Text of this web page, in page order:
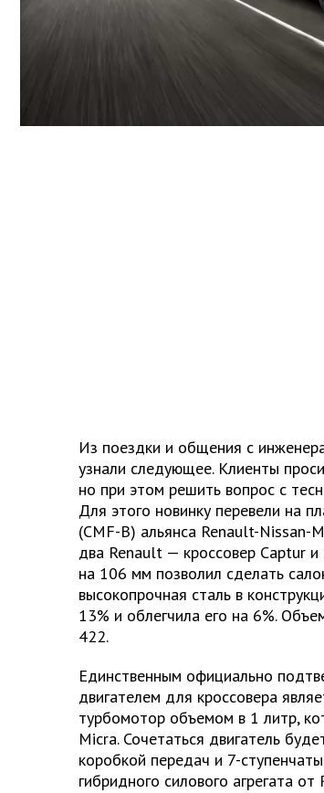
Из поездки и общения с
узнали следующее. Клиенты
но при этом решить вопрос с
Для этого новинку перевели на
(CMF-B) альянса Renault-Nissan-
два Renault — кроссовер Captur
на 106 мм позволил сделать
высокопрочная сталь в
13% и облегчила его на 6%.
422.
Единственным официально
двигателем для кроссовера
турбомотор объемом в 1 литр,
Micra. Сочетаться двигатель
коробкой передач и 7-
гибридного силового агрегата